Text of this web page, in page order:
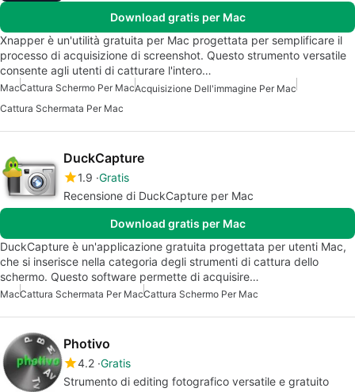
Download gratis per Mac
Xnapper è un'utilità gratuita per Mac progettata per semplificare il
processo di acquisizione di screenshot. Questo strumento versatile
consente agli utenti di catturare l'intero…
MacCattura Schermo Per MacAcquisizione Dell'immagine Per Mac
Cattura Schermata Per Mac
DuckCapture
1.9 Gratis
Recensione di DuckCapture per Mac
Download gratis per Mac
DuckCapture è un'applicazione gratuita progettata per utenti Mac,
che si inserisce nella categoria degli strumenti di cattura dello
schermo. Questo software permette di acquisire…
MacCattura Schermata Per MacCattura Schermo Per Mac
Photivo
4.2 Gratis
Strumento di editing fotografico versatile e gratuito